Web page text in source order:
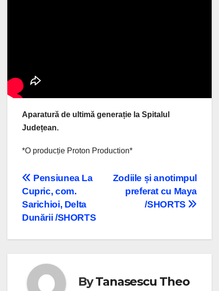
Aparatură de ultimă generație la Spitalul
Județean.
*O producție Proton Production*
Navigare
în
articole
Zodiile și anotimpul
preferat cu Maya
/SHORTS
Pensiunea La
Cupric, com.
Sarichioi, Delta
Dunării /SHORTS
ByTanasescu Theo